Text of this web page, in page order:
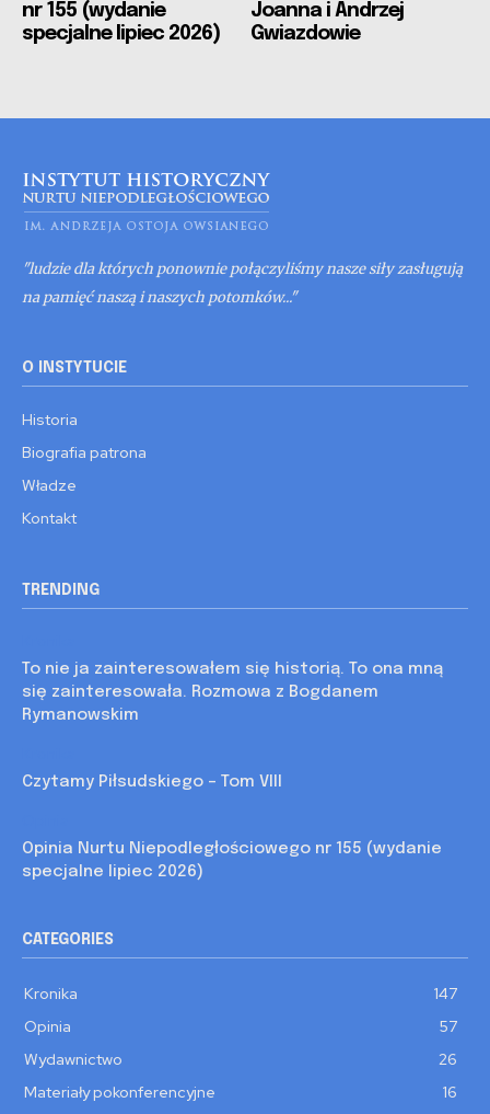
nr 155 (wydanie
specjalne lipiec 2026)
Joanna i Andrzej
Gwiazdowie
"ludzie dla których ponownie połączyliśmy nasze siły zasługują
na pamięć naszą i naszych potomków..."
O INSTYTUCIE
Historia
Biografia patrona
Władze
Kontakt
TRENDING
To nie ja zainteresowałem się historią. To ona mną
się zainteresowała. Rozmowa z Bogdanem
Rymanowskim
Czytamy Piłsudskiego – Tom VIII
Opinia Nurtu Niepodległościowego nr 155 (wydanie
specjalne lipiec 2026)
CATEGORIES
Kronika
147
Opinia
57
Wydawnictwo
26
Materiały pokonferencyjne
16